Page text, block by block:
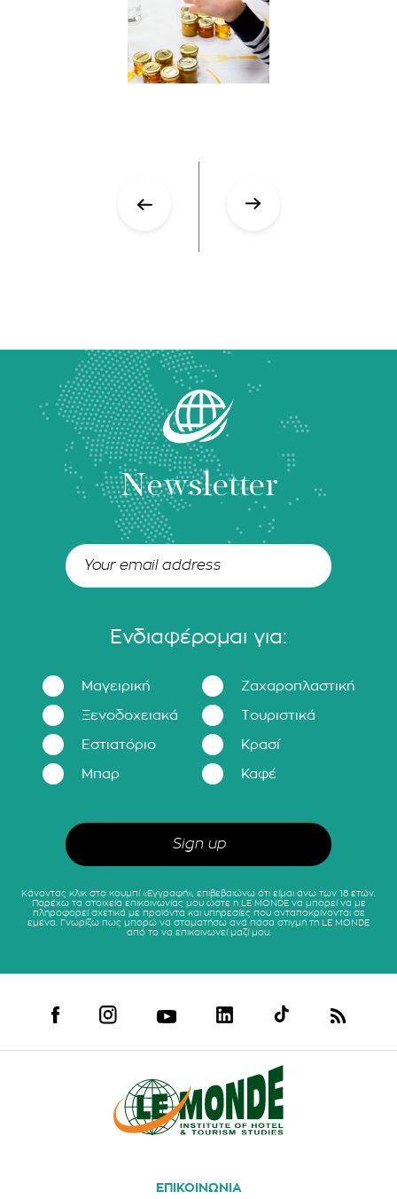
Newsletter
Ενδιαφέρομαι για:
Μαγειρική Ζαχαροπλαστική
Ξενοδοχειακά Τουριστικά
Εστιατόριο Κρασί
Μπαρ Καφέ
Κάνοντας κλικ στο κουμπί «Εγγραφή», επιβεβαιώνω ότι είμαι άνω των 18 ετών.
Παρέχω τα στοιχεία επικοινωνίας μου ώστε η LE MONDE να μπορεί να με
πληροφορεί σχετικά με προϊόντα και υπηρεσίες που ανταποκρίνονται σε
εμένα. Γνωρίζω πως μπορώ να σταματήσω ανά πάσα στιγμή τη LE MONDE
από το να επικοινωνεί μαζί μου.
ΕΠΙΚΟΙΝΩΝΙΑ